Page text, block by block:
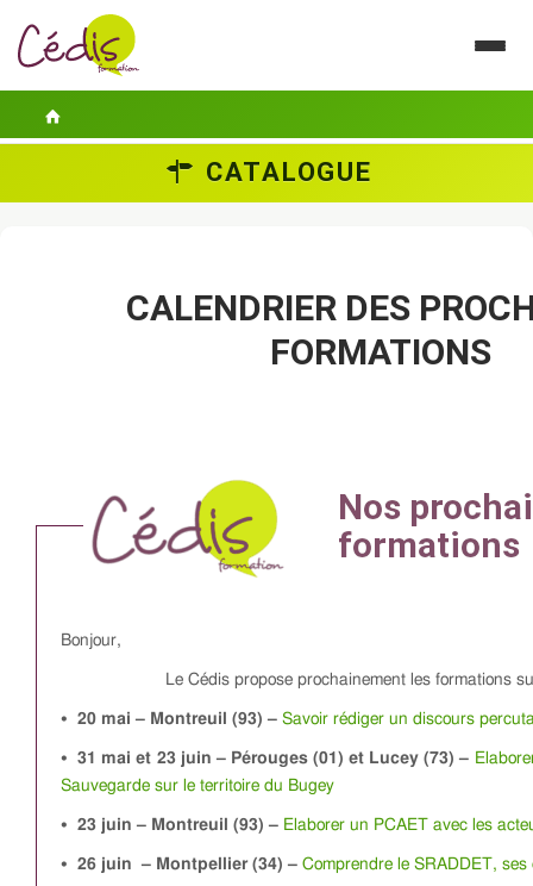
CATALOGUE
CALENDRIER DES
FORMATIONS
Bonjour,
Le Cédis propose prochainement les formations
• 20 mai – Montreuil (93) – Savoir rédiger un discours
• 31 mai et 23 juin – Pérouges (01) et Lucey (73) –
Sauvegarde sur le territoire du Bugey
• 23 juin – Montreuil (93) – Elaborer un PCAET avec les
• 26 juin – Montpellier (34) – Comprendre le SRADDET,